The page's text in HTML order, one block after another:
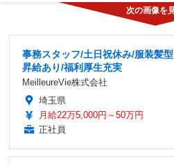
事務スタッフ/土日祝休み/服装髪
昇給あり/福利厚生充実
MeilleureVie株式会社
埼玉県
月給22万5,000円～50万円
正社員